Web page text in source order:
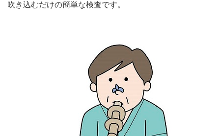
吹き込むだけの簡単な検査です。